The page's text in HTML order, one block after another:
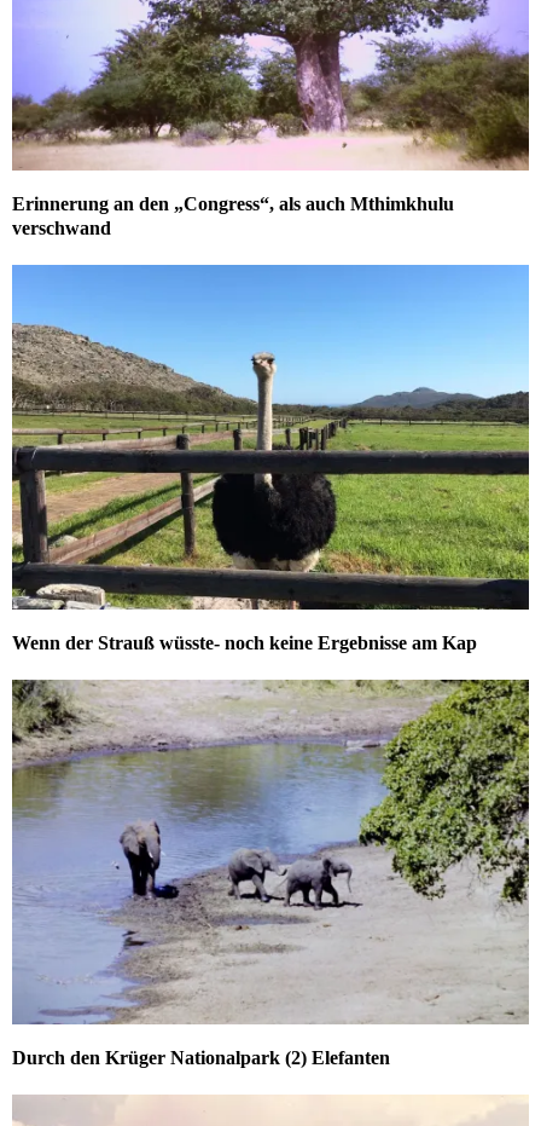
Erinnerung an den „Congress“, als auch Mthimkhulu
verschwand
Wenn der Strauß wüsste- noch keine Ergebnisse am Kap
Durch den Krüger Nationalpark (2) Elefanten